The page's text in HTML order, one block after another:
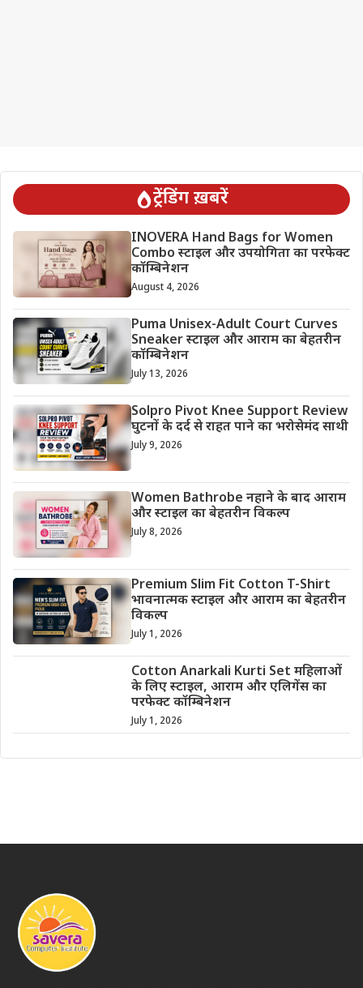
ट्रेंडिंग ख़बरें
INOVERA Hand Bags for Women
Combo स्टाइल और उपयोगिता का परफेक्ट
कॉम्बिनेशन
August 4, 2026
Puma Unisex-Adult Court Curves
Sneaker स्टाइल और आराम का बेहतरीन
कॉम्बिनेशन
July 13, 2026
Solpro Pivot Knee Support Review
घुटनों के दर्द से राहत पाने का भरोसेमंद साथी
July 9, 2026
Women Bathrobe नहाने के बाद आराम
और स्टाइल का बेहतरीन विकल्प
July 8, 2026
Premium Slim Fit Cotton T-Shirt
भावनात्मक स्टाइल और आराम का बेहतरीन
विकल्प
July 1, 2026
Cotton Anarkali Kurti Set महिलाओं
के लिए स्टाइल, आराम और एलिगेंस का
परफेक्ट कॉम्बिनेशन
July 1, 2026